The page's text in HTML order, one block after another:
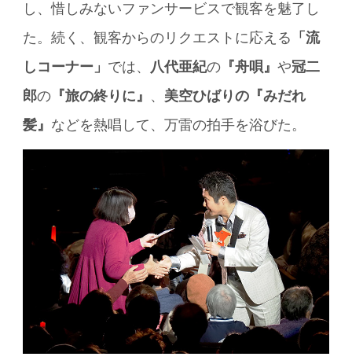
し、惜しみないファンサービスで観客を魅了し
た。続く、観客からのリクエストに応える 「流
しコーナー」 では、 八代亜紀の 『舟唄』や冠二
郎の 『旅の終りに』 、 美空ひばりの『みだれ
髪』 などを熱唱して、万雷の拍手を浴びた。